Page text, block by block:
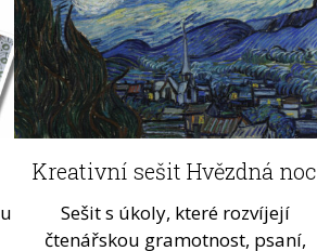
Kreativní sešit Hvězdná noc
Sešit s úkoly, které rozvíjejí
čtenářskou gramotnost, psaní,
Jedlé houby – psaní tiskacích
List pro děti, které začínají psát.